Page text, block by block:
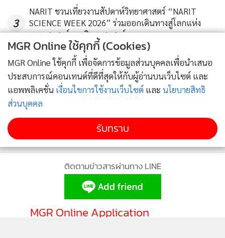
เห็นควรร่วมกันที่จะผลักดันและกำหนดเป็นนโยบายสาธารณะ
ในการที่จะลดการสร้างมลภาวะและลดการสร้างผลกระทบทาง
ด้านสิ่งแวดล้อมทั้งทางทะเลและชายฝั่ง รวมถึงลดการเกิดก๊าซ
เรือนกระจก ภายในพื้นที่เกาะหมาก เพื่อเข้าสู่รูปแบบการท่อง
เที่ยวอย่างยั่งยืนที่เหมาะสม จากการนำเรือไฟฟ้าพลังงานแสง
อาทิตย์ซึ่งเป็นพลังงานสะอาด ที่ทาง วช. ได้ให้การสนับสนุนนำ
ไปใช้งานจริง ซึ่งเป็นการสนับสนุนนโยบายการท่องเที่ยวยั่งยืน
รวมถึงเกิดการเผยแพร่องค์ความรู้จากผลงานวิจัยและนวัตกรรม
ให้เกิดประโยชน์ภายในพื้นที่ และยังเป็นต้นแบบความสำเร็จของ
การดำเนินกิจกรรม ที่ผู้มีส่วนเกี่ยวข้องในพื้นที่อื่นๆ สามารถนำ
ไปใช้ได้ นอกจากนี้ยังเป็นการยกระดับมาตรฐานสินค้าและ
บริการสู่ผลิตภัณฑ์เพิ่มมูลค่าสูง ลดการใช้และหมุนเวียน
ทรัพยากร เพื่อสร้างการเติบโตทางเศรษฐกิจที่เป็นมิตรต่อสิ่ง
แวดล้อม โดยใช้โมเดลเศรษฐกิจใหม่ หรือ BCG Model สู่การ
พัฒนาประเทศอย่างยั่งยืน ต่อไป
3
NARIT ชวนเที่ยวงานสัปดาห์วิทยาศาสตร์ “NARIT
SCIENCE WEEK 2026” ร่วมออกเดินทางสู่โลกแห่ง
ดาราศาสตร์และวิทยาศาสตร์
4
วว. จับมือภาคเอกชน/เครือข่ายเกษตรกร ยกระดับการ
ผลิตดาวเรืองคุณภาพสูงด้วยเทคโนโลยีและนวัตกรรม
ข่าวอื่นในหมวด
ติดตามข่าวสารผ่านทาง LINE
MGR Online Application
MGR Online ใช้คุกกี้ (Cookies)
MGR Online ใช้คุกกี้ เพื่อจัดการข้อมูลส่วนบุคคลเพื่อนำเสนอ
ประสบการณ์คอนเทนต์ที่ดีที่สุดให้กับผู้อ่านบนเว็บไซต์ และ
แอพพลิเคชั่น เงื่อนไขการใช้งานเว็บไซต์ และ นโยบายสิทธิ
ส่วนบุคคล
รับทราบ